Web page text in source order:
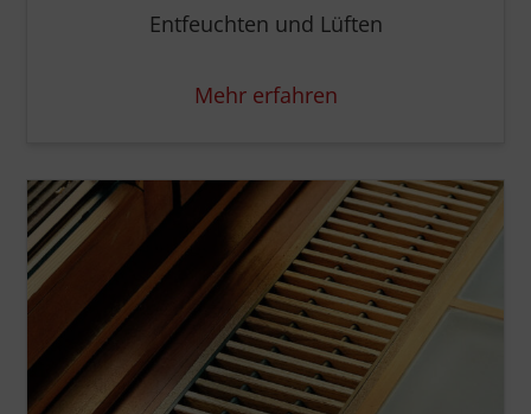
Entfeuchten und Lüften
Mehr erfahren